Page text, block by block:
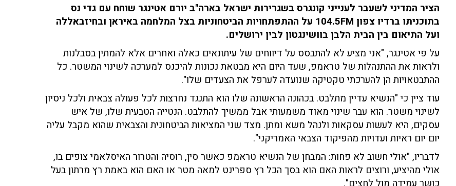
הציר המדיני לשעבר לענייני קונגרס בשגרירות ישראל בארה"ב יורם אטינגר שוחח עם גדי נס
בתוכניתו ברדיו צפון 104.5FM על ההתפתחויות הביטחוניות בצל המלחמה באיראן ובחיזבאללה
ועל התיאום בין הבית הלבן בוושינגטון לבין ירושלים.
על פי אטינגר, "אני מציע לא להתבסס על דיווחים של עיתונאים כאלה ואחרים אלא להמתין בסבלנות
ולראות את ההתנהלות של טראמפ, שעד היום היא מבטאת נכונות להיכנס למערכה לשינוי המשטר. כל
ההתבטאויות הן להערכתי טקטיקה שנועדה לערפל את הצעדים שלו".
עוד ציין כי "הנשיא עדיין מתלבט. בכהונה הראשונה שלו הוא התנגד נחרצות לכל פעולה צבאית ולכל ניסיון
לשינוי משטר. הוא עבר שינוי מאוד משמעותי אבל ממשיך להתלבט. הנטייה הטבעית שלו, של איש
עסקים, היא לעשות עסקאות ולנהל משא ומתן. מצד שני המציאות הביטחונית והצבאית שהוא מקבל עליה
יום יום ראיות ועדויות מהפיקוד הצבאי האמריקני".
לדבריו, "אולי חשוב לא פחות: המבחן של הנשיא טראמפ כאשר סין, רוסיה והטרור האיסלאמי צופים בו,
אולי מהיציע, ורוצים לראות האם הוא בסך הכל רץ ספרינט למאה מטר או האם הוא באמת רץ מרתון בעל